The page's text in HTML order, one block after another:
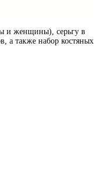
и женщины), серьгу в
а также набор костяных